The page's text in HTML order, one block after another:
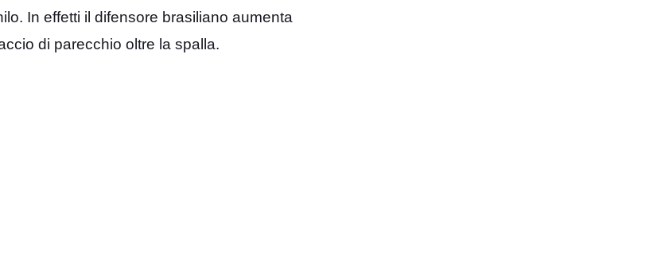
In effetti il difensore brasiliano aumenta
di parecchio oltre la spalla.